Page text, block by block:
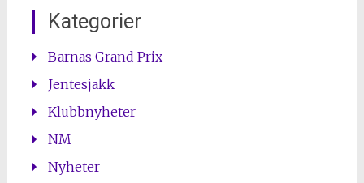
Kategorier
Barnas Grand Prix
Jentesjakk
Klubbnyheter
NM
Nyheter